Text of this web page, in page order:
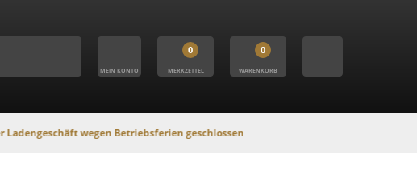
MEIN KONTO
0
MERKZETTEL
0
WARENKORB
wegen Betriebsferien geschlossen. In dieser Zeit findet kein Versand statt,